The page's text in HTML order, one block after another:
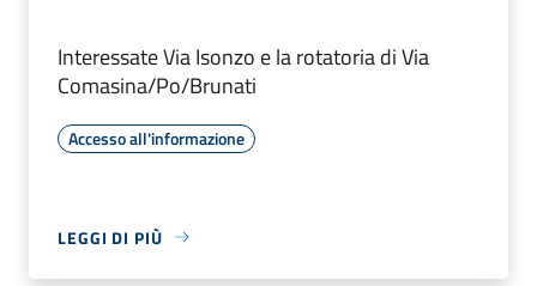
Interessate Via Isonzo e la rotatoria di Via
Comasina/Po/Brunati
Accesso all'informazione
LEGGI DI PIÙ